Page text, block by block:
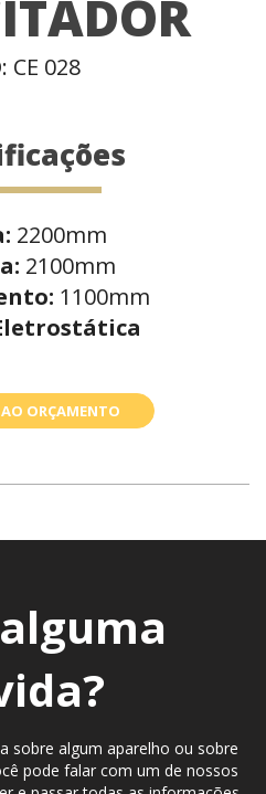
CE 028
2200mm
2100mm
1100mm
ORÇAMENTO
sobre algum aparelho ou sobre
pode falar com um de nossos